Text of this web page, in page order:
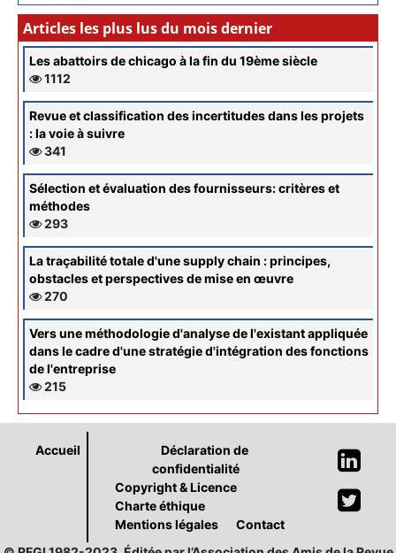
Articles les plus lus du mois dernier
Les abattoirs de chicago à la fin du 19ème siècle
1112
Revue et classification des incertitudes dans les projets
: la voie à suivre
341
Sélection et évaluation des fournisseurs: critères et
méthodes
293
La traçabilité totale d'une supply chain : principes,
obstacles et perspectives de mise en œuvre
270
Vers une méthodologie d'analyse de l'existant appliquée
dans le cadre d'une stratégie d'intégration des fonctions
de l'entreprise
215
Accueil
Déclaration de
confidentialité
Copyright & Licence
Charte éthique
Mentions légales
Contact